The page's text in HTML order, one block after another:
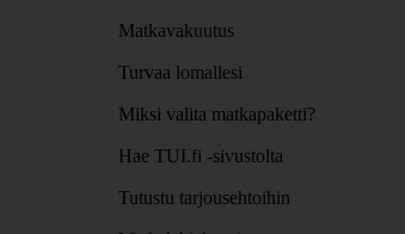
Matkavakuutus
Turvaa lomallesi
Miksi valita matkapaketti?
Hae TUI.fi -sivustolta
Tutustu tarjousehtoihin